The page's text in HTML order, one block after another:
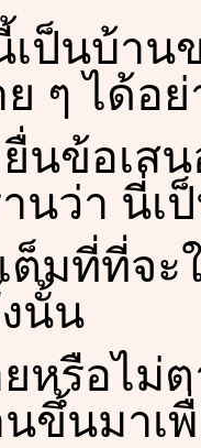
เป็นบ้าน
ๆ ได้อย่
นข้อเส
นว่า นี่เ
ต็มที่ที่จะ
นั้น
หรือไม่
ขึ้นมาเ